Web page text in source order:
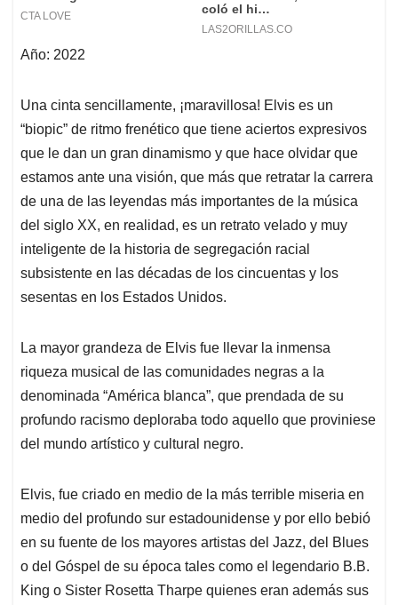
Año: 2022
Una cinta sencillamente, ¡maravillosa! Elvis es un
“biopic” de ritmo frenético que tiene aciertos expresivos
que le dan un gran dinamismo y que hace olvidar que
estamos ante una visión, que más que retratar la carrera
de una de las leyendas más importantes de la música
del siglo XX, en realidad, es un retrato velado y muy
inteligente de la historia de segregación racial
subsistente en las décadas de los cincuentas y los
sesentas en los Estados Unidos.
La mayor grandeza de Elvis fue llevar la inmensa
riqueza musical de las comunidades negras a la
denominada “América blanca”, que prendada de su
profundo racismo deploraba todo aquello que proviniese
del mundo artístico y cultural negro.
Elvis, fue criado en medio de la más terrible miseria en
medio del profundo sur estadounidense y por ello bebió
en su fuente de los mayores artistas del Jazz, del Blues
o del Góspel de su época tales como el legendario B.B.
King o Sister Rosetta Tharpe quienes eran además sus